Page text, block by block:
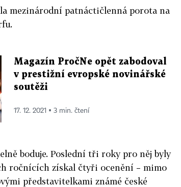
mezinárodní patnáctičlenná porota na
Magazín PročNe opět zabodoval
v prestižní evropské novinářské
soutěži
17. 12. 2021 ▪ 3 min. čtení
boduje. Poslední tři roky pro něj byly
ročnících získal čtyři ocenění – mimo
představitelkami známé české